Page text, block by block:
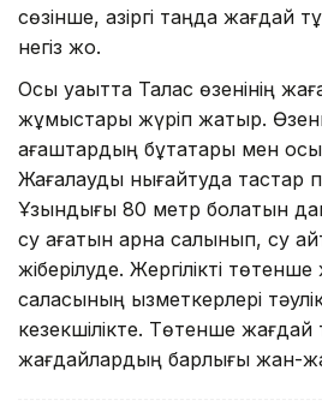
сөзінше, қазіргі таңда жағдай
негіз жоқ.
Осы уақытта Талас өзенінің
жұмыстары жүріп жатыр.
ағаштардың бұтақтары мен
Жағалауды нығайтуда тастар
Ұзындығы 80 метр болатын
су ағатын арна салынып, су
жіберілуде. Жергілікті
саласының қызметкерлері
кезекшілікте. Төтенше
жағдайлардың барлығы жан-